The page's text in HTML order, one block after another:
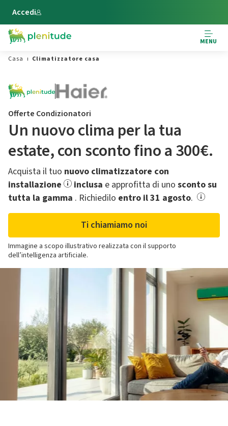
Vai al contenuto principale
Accedi
MENU
Casa
Climatizzatore casa
Offerte Condizionatori
Un nuovo clima per la tua
estate,​ con sconto fino a 300€.
Acquista il tuo nuovo climatizzatore con
installazione
inclusa e approfitta di uno sconto su
tutta la gamma .​ Richiedilo entro il 31 agosto.
Ti chiamiamo noi
Immagine a scopo illustrativo realizzata con il supporto
dell’intelligenza artificiale.